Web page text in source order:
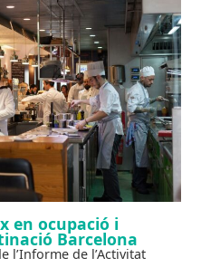
en ocupació i
Barcelona
l’Informe de l’Activitat